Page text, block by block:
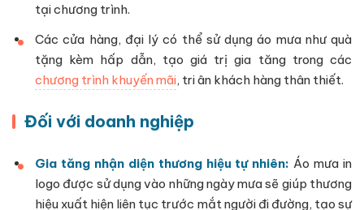
tại chương trình.
Các cửa hàng, đại lý có thể sử dụng áo mưa như quà
tặng kèm hấp dẫn, tạo giá trị gia tăng trong các
chương trình khuyến mãi, tri ân khách hàng thân thiết.
Đối với doanh nghiệp
Gia tăng nhận diện thương hiệu tự nhiên: Áo mưa in
logo được sử dụng vào những ngày mưa sẽ giúp thương
hiệu xuất hiện liên tục trước mắt người đi đường, tạo sự